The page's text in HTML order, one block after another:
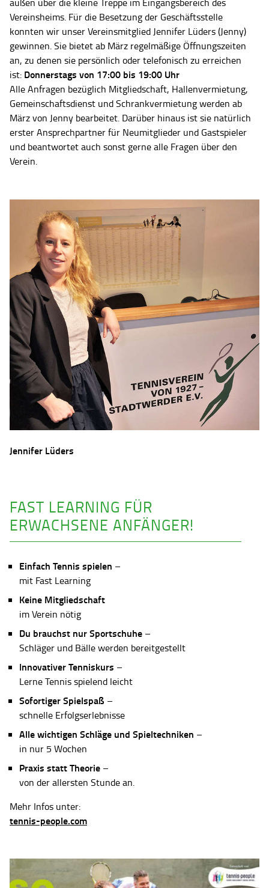
außen über die kleine Treppe im Eingangsbereich des
Vereinsheims. Für die Besetzung der Geschäftsstelle
konnten wir unser Vereinsmitglied Jennifer Lüders (Jenny)
gewinnen. Sie bietet ab März regelmäßige Öffnungszeiten
an, zu denen sie persönlich oder telefonisch zu erreichen
ist: Donnerstags von 17:00 bis 19:00 Uhr
Alle Anfragen bezüglich Mitgliedschaft, Hallenvermietung,
Gemeinschaftsdienst und Schrankvermietung werden ab
März von Jenny bearbeitet. Darüber hinaus ist sie natürlich
erster Ansprechpartner für Neumitglieder und Gastspieler
und beantwortet auch sonst gerne alle Fragen über den
Verein.
Jennifer Lüders
FAST LEARNING FÜR
ERWACHSENE ANFÄNGER!
Einfach Tennis spielen –
mit Fast Learning
Keine Mitgliedschaft
im Verein nötig
Du brauchst nur Sportschuhe –
Schläger und Bälle werden bereitgestellt
Innovativer Tenniskurs –
Lerne Tennis spielend leicht
Sofortiger Spielspaß –
schnelle Erfolgserlebnisse
Alle wichtigen Schläge und Spieltechniken –
in nur 5 Wochen
Praxis statt Theorie –
von der allersten Stunde an.
Mehr Infos unter:
tennis-people.com